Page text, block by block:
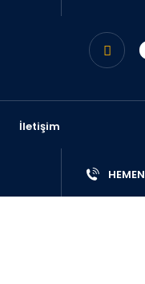
İletişim